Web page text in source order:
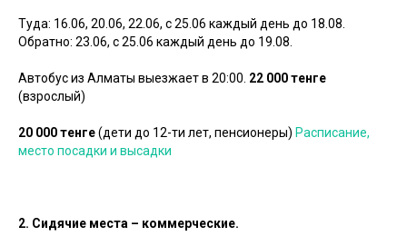
Туда: 16.06, 20.06, 22.06, с 25.06 каждый день до 18.08.
Обратно: 23.06, с 25.06 каждый день до 19.08.
Автобус из Алматы выезжает в 20:00. 22 000 тенге
(взрослый)
20 000 тенге(дети до 12-ти лет, пенсионеры) Расписание,
место посадки и высадки
2. Сидячие места – коммерческие.